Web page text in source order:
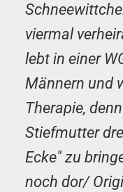
viermal
lebt in einer
Männern und
Therapie,
Stiefmutter
Ecke" zu
noch dor/